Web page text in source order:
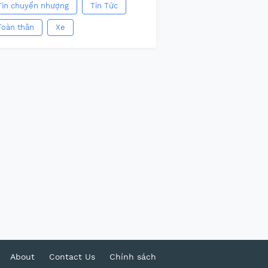
chuyển nhượng Tin Tức
thân Xe
About Contact Us Chính sách